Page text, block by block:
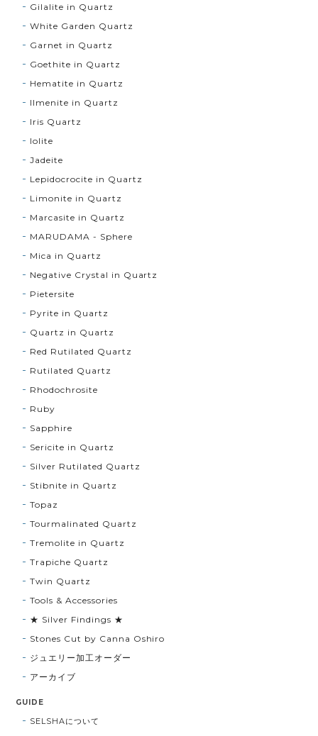
Gilalite in Quartz
White Garden Quartz
Garnet in Quartz
Goethite in Quartz
Hematite in Quartz
Ilmenite in Quartz
Iris Quartz
Iolite
Jadeite
Lepidocrocite in Quartz
Limonite in Quartz
Marcasite in Quartz
MARUDAMA - Sphere
Mica in Quartz
Negative Crystal in Quartz
Pietersite
Pyrite in Quartz
Quartz in Quartz
Red Rutilated Quartz
Rutilated Quartz
Rhodochrosite
Ruby
Sapphire
Sericite in Quartz
Silver Rutilated Quartz
Stibnite in Quartz
Topaz
Tourmalinated Quartz
Tremolite in Quartz
Trapiche Quartz
Twin Quartz
Tools & Accessories
★ Silver Findings ★
Stones Cut by Canna Oshiro
ジュエリー加工オーダー
アーカイブ
GUIDE
SELSHAについて